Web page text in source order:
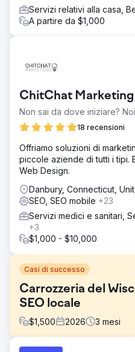
Servizi relativi alla casa,
A partire da $1,000
ChitChat Marketing
Non sai da dove iniziare?
18 recensioni
Offriamo soluzioni di
piccole aziende di tutti i tipi.
Web Design.
Danbury, Connecticut,
SEO, SEO mobile +23
Servizi medici e sanitari,
+3
$1,000 - $10,000
Casi di successo
Carrozzeria del
SEO locale
$1,500 2026 3 mesi